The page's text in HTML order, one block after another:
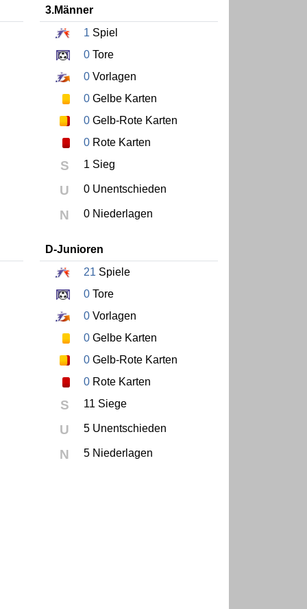
3.Männer
1 Spiel
0 Tore
0 Vorlagen
0 Gelbe Karten
0 Gelb-Rote Karten
0 Rote Karten
S 1 Sieg
U 0 Unentschieden
N 0 Niederlagen
D-Junioren
21 Spiele
0 Tore
0 Vorlagen
0 Gelbe Karten
0 Gelb-Rote Karten
0 Rote Karten
S 11 Siege
U 5 Unentschieden
N 5 Niederlagen